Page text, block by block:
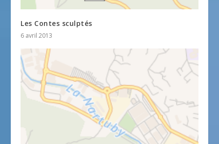
Les Contes sculptés
6 avril 2013